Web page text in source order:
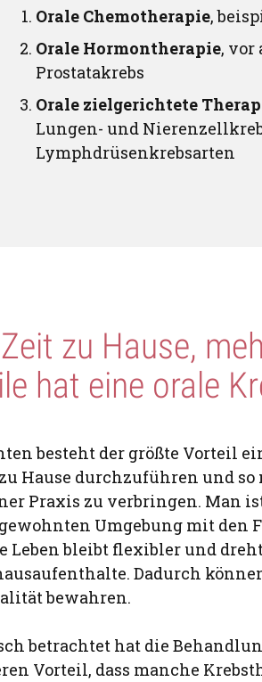
Orale Chemotherapie,
Orale Hormontherapie, vor
Prostatakrebs
Orale zielgerichtete
Lungen- und
Lymphdrüsenkrebsarten
zu Hause,
hat eine orale
besteht der größte Vorteil
Hause durchzuführen und
Praxis zu verbringen. Man
Umgebung mit den
Leben bleibt flexibler und
Dadurch
bewahren.
betrachtet hat die
Vorteil, dass manche